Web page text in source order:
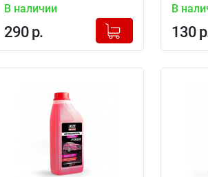
В наличии
290 р.
+
Добавлено в корзину
В
130